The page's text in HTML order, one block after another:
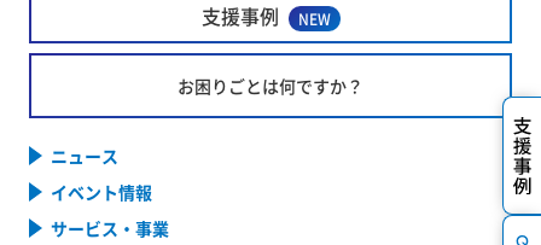
支援事例 NEW
お困りごとは何ですか？
ニュース
イベント情報
サービス・事業